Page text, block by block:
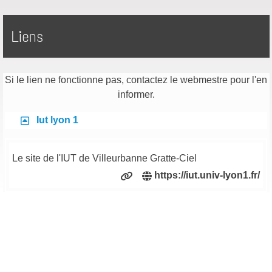
Liens
Si le lien ne fonctionne pas, contactez le webmestre pour l'en
informer.
Iut lyon 1
Le site de l'IUT de Villeurbanne Gratte-Ciel
https://iut.univ-lyon1.fr/